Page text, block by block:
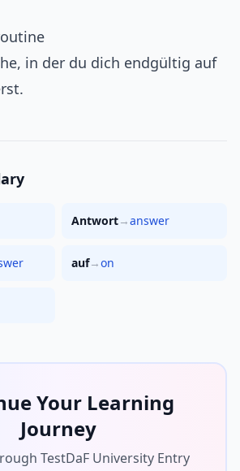
in der du dich endgültig auf
Antwort→answer
auf→on
Your Learning
Journey
TestDaF University Entry